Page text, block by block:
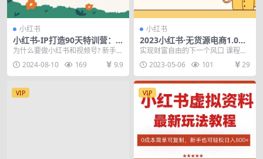
小红书
小红书-IP打造90天特训营：
内容全面升级，一站式引流变
为什么要做小红书和视频号? 新手扶
持小红书平台扶持力度大 账号成功
率高 用户活跃...
2024-08-10 169 9.9
小红书
2023小红书·无货源电商1.0，
0粉丝无需囤货 小白轻松上手
实现财富自由的下一个风口 课程内
容： 小红书无货源电商1.0系列课程
1.如何才...
2023-05-06 101 29
VIP VIP